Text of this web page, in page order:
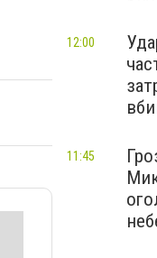
12:00
11:45